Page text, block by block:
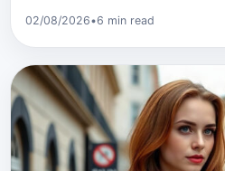
02/08/2026•6 min read